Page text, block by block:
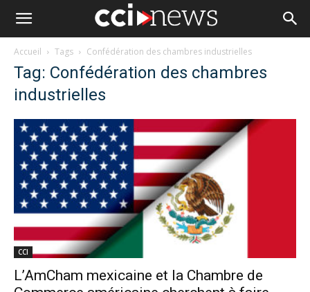
Accueil Tags Confédération des chambres industrielles
Tag: Confédération des chambres
industrielles
CCI
L’AmCham mexicaine et la Chambre de